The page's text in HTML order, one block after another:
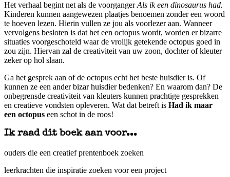
Het verhaal begint net als de voorgangerAls ik een dinosaurus had.
Kinderen kunnen aangewezen plaatjes benoemen zonder een woord
te hoeven lezen. Hierin vullen ze jou als voorlezer aan. Wanneer
vervolgens besloten is dat het een octopus wordt, worden er bizarre
situaties voorgeschoteld waar de vrolijk getekende octopus goed in
zou zijn. Hiervan zal de creativiteit van uw zoon, dochter of kleuter
zeker op hol slaan.
Ga het gesprek aan of de octopus echt het beste huisdier is. Of
kunnen ze een ander bizar huisdier bedenken? En waarom dan? De
onbegrensde creativiteit van kleuters kunnen prachtige gesprekken
en creatieve vondsten opleveren. Wat dat betreft is Had ik maar
een octopus een schot in de roos!
Ik raad dit boek aan voor...
ouders die een creatief prentenboek zoeken
leerkrachten die inspiratie zoeken voor een project